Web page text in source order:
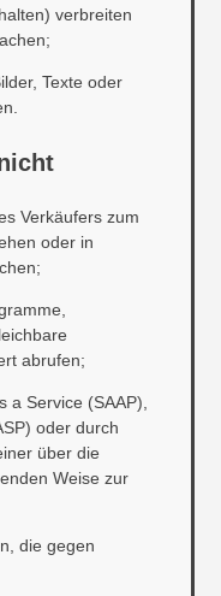
verbreiten
Texte oder
Verkäufers zum
oder in
abrufen;
a Service (SAAP),
oder durch
über die
Weise zur
die gegen